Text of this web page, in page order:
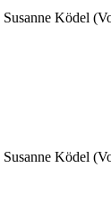
Susanne Ködel
Susanne Ködel